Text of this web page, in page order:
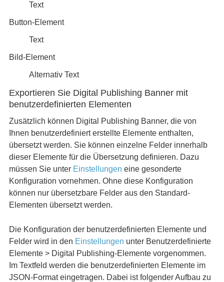
Text
Button-Element
Text
Bild-Element
Alternativ Text
Exportieren Sie Digital Publishing Banner mit
benutzerdefinierten Elementen
Zusätzlich können Digital Publishing Banner, die von
Ihnen benutzerdefiniert erstellte Elemente enthalten,
übersetzt werden. Sie können einzelne Felder innerhalb
dieser Elemente für die Übersetzung definieren. Dazu
müssen Sie unter Einstellungen eine gesonderte
Konfiguration vornehmen. Ohne diese Konfiguration
können nur übersetzbare Felder aus den Standard-
Elementen übersetzt werden.
Die Konfiguration der benutzerdefinierten Elemente und
Felder wird in den Einstellungen unter Benutzerdefinierte
Elemente > Digital Publishing-Elemente vorgenommen.
Im Textfeld werden die benutzerdefinierten Elemente im
JSON-Format eingetragen. Dabei ist folgender Aufbau zu